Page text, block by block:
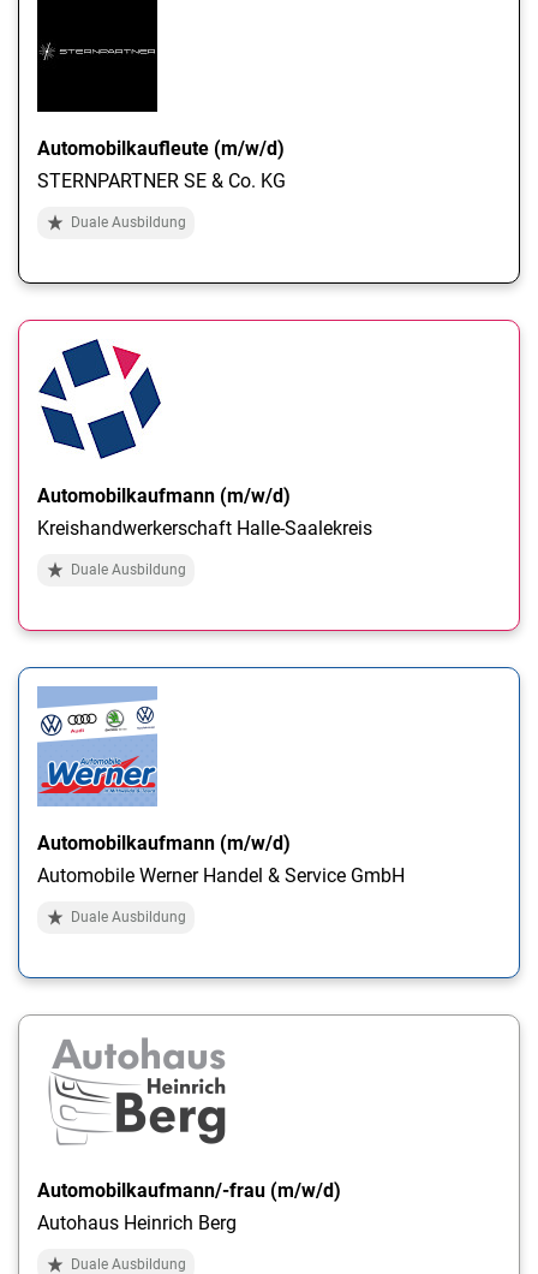
Automobilkaufleute (m/w/d)
STERNPARTNER SE & Co. KG
Duale Ausbildung
Automobilkaufmann (m/w/d)
Kreishandwerkerschaft Halle-Saalekreis
Duale Ausbildung
Automobilkaufmann (m/w/d)
Automobile Werner Handel & Service GmbH
Duale Ausbildung
Automobilkaufmann/-frau (m/w/d)
Autohaus Heinrich Berg
Duale Ausbildung